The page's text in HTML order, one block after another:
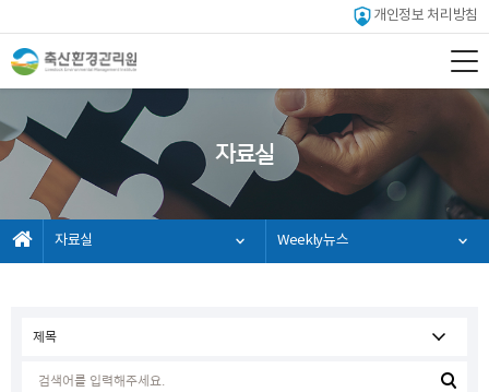
개인정보 처리방침
자료실
자료실 Weekly뉴스